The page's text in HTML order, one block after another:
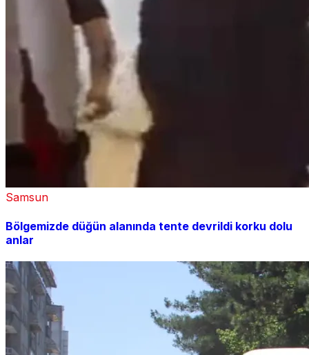
Samsun
Bölgemizde düğün alanında tente devrildi korku dolu
anlar